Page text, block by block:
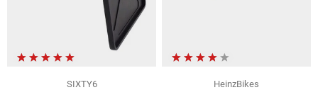
SIXTY6
HeinzBikes